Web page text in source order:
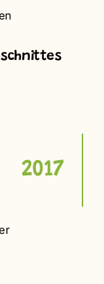
2017